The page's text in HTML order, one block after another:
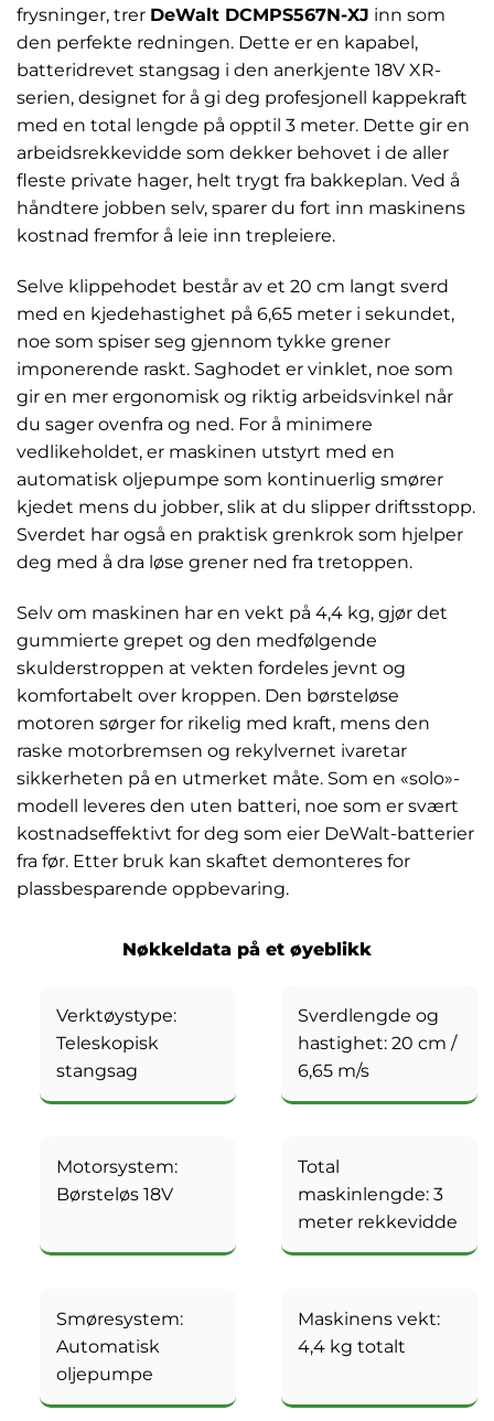
frysninger, trer DeWalt DCMPS567N-XJ inn som
den perfekte redningen. Dette er en kapabel,
batteridrevet stangsag i den anerkjente 18V XR-
serien, designet for å gi deg profesjonell kappekraft
med en total lengde på opptil 3 meter. Dette gir en
arbeidsrekkevidde som dekker behovet i de aller
fleste private hager, helt trygt fra bakkeplan. Ved å
håndtere jobben selv, sparer du fort inn maskinens
kostnad fremfor å leie inn trepleiere.
Selve klippehodet består av et 20 cm langt sverd
med en kjedehastighet på 6,65 meter i sekundet,
noe som spiser seg gjennom tykke grener
imponerende raskt. Saghodet er vinklet, noe som
gir en mer ergonomisk og riktig arbeidsvinkel når
du sager ovenfra og ned. For å minimere
vedlikeholdet, er maskinen utstyrt med en
automatisk oljepumpe som kontinuerlig smører
kjedet mens du jobber, slik at du slipper driftsstopp.
Sverdet har også en praktisk grenkrok som hjelper
deg med å dra løse grener ned fra tretoppen.
Selv om maskinen har en vekt på 4,4 kg, gjør det
gummierte grepet og den medfølgende
skulderstroppen at vekten fordeles jevnt og
komfortabelt over kroppen. Den børsteløse
motoren sørger for rikelig med kraft, mens den
raske motorbremsen og rekylvernet ivaretar
sikkerheten på en utmerket måte. Som en «solo»-
modell leveres den uten batteri, noe som er svært
kostnadseffektivt for deg som eier DeWalt-batterier
fra før. Etter bruk kan skaftet demonteres for
plassbesparende oppbevaring.
Nøkkeldata på et øyeblikk
Verktøystype:
Teleskopisk
stangsag
Sverdlengde og
hastighet: 20 cm /
6,65 m/s
Motorsystem:
Børsteløs 18V
Total
maskinlengde: 3
meter rekkevidde
Smøresystem:
Automatisk
oljepumpe
Maskinens vekt:
4,4 kg totalt